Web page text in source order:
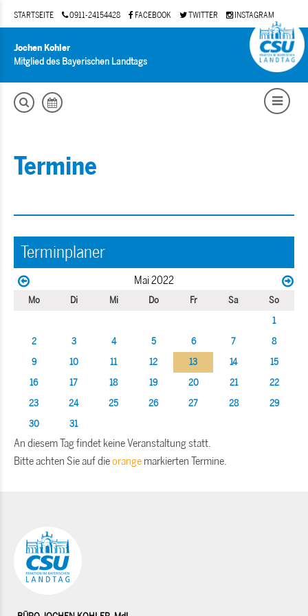
STARTSEITE 0911-24154428 FACEBOOK TWITTER INSTAGRAM
Jochen Kohler
Mitglied des Bayerischen Landtags
Termine
Terminplaner
Mai 2022
Mo Di Mi Do Fr Sa
So
1
2
3 4 5 6 7
8
9
10 11 12 13 14
15
16
17 18 19 20 21
22
23
24 25 26 27 28
29
30
31
An diesem Tag findet keine Veranstaltung statt.
Bitte achten Sie auf dieorange markierten Termine.